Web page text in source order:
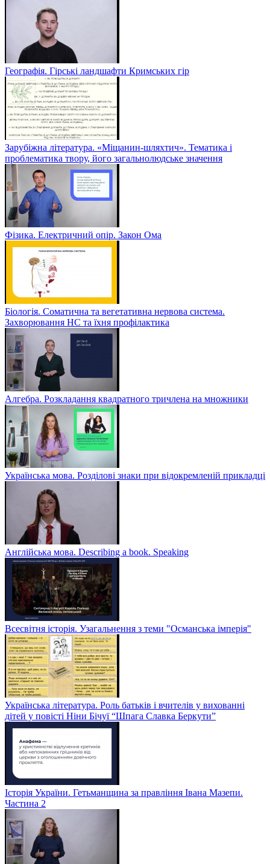
Географія. Гірські ландшафти Кримських гір
Зарубіжна література. «Міщанин-шляхтич». Тематика і
проблематика твору, його загальнолюдське значення
Фізика. Електричний опір. Закон Ома
Біологія. Соматична та вегетативна нервова система.
Захворювання НС та їхня профілактика
Алгебра. Розкладання квадратного тричлена на множники
Українська мова. Розділові знаки при відокремленій прикладці
Англійська мова. Describing a book. Speaking
Всесвітня історія. Узагальнення з теми "Османська імперія"
Українська література. Роль батьків і вчителів у вихованні
дітей у повісті Ніни Бічуї “Шпага Славка Беркути”
Історія України. Гетьманщина за правління Івана Мазепи.
Частина 2